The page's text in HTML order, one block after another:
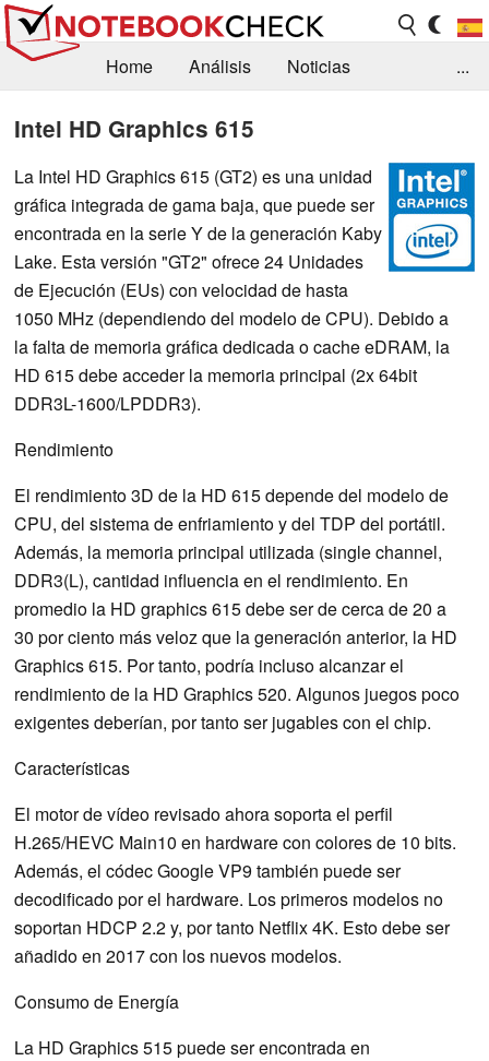
Home Análisis
Noticias
Contacto
...
Intel HD Graphics 615
La Intel HD Graphics 615 (GT2) es una unidad
gráfica integrada de gama baja, que puede ser
encontrada en la serie Y de la generación Kaby
Lake. Esta versión "GT2" ofrece 24 Unidades
de Ejecución (EUs) con velocidad de hasta
1050 MHz (dependiendo del modelo de CPU). Debido a
la falta de memoria gráfica dedicada o cache eDRAM, la
HD 615 debe acceder la memoria principal (2x 64bit
DDR3L-1600/LPDDR3).
Rendimiento
El rendimiento 3D de la HD 615 depende del modelo de
CPU, del sistema de enfriamiento y del TDP del portátil.
Además, la memoria principal utilizada (single channel,
DDR3(L), cantidad influencia en el rendimiento. En
promedio la HD graphics 615 debe ser de cerca de 20 a
30 por ciento más veloz que la generación anterior, la HD
Graphics 615. Por tanto, podría incluso alcanzar el
rendimiento de la HD Graphics 520. Algunos juegos poco
exigentes deberían, por tanto ser jugables con el chip.
Características
El motor de vídeo revisado ahora soporta el perfil
H.265/HEVC Main10 en hardware con colores de 10 bits.
Además, el códec Google VP9 también puede ser
decodificado por el hardware. Los primeros modelos no
soportan HDCP 2.2 y, por tanto Netflix 4K. Esto debe ser
añadido en 2017 con los nuevos modelos.
Consumo de Energía
La HD Graphics 515 puede ser encontrada en